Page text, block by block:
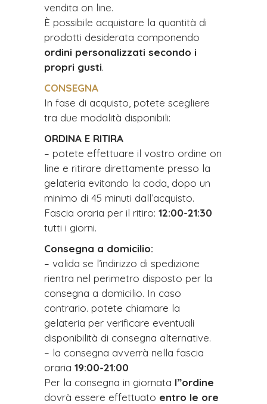
vendita on line.
È possibile acquistare la quantità di
prodotti desiderata componendo
ordini personalizzati secondo i
propri gusti.
CONSEGNA
In fase di acquisto, potete scegliere
tra due modalità disponibili:
ORDINA E RITIRA
– potete effettuare il vostro ordine on
line e ritirare direttamente presso la
gelateria evitando la coda, dopo un
minimo di 45 minuti dall’acquisto.
Fascia oraria per il ritiro: 12:00-21:30
tutti i giorni.
Consegna a domicilio:
– valida se l’indirizzo di spedizione
rientra nel perimetro disposto per la
consegna a domicilio. In caso
contrario. potete chiamare la
gelateria per verificare eventuali
disponibilità di consegna alternative.
– la consegna avverrà nella fascia
oraria 19:00-21:00
Per la consegna in giornata l”ordine
dovrà essere effettuato entro le ore